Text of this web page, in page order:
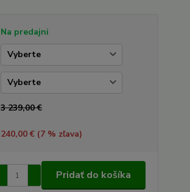
Na predajni
3 239,00 €
240,00 € (7% zľava)
Pridať do košíka